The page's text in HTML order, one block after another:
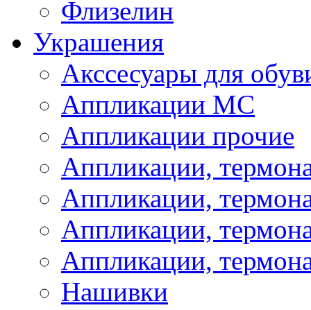
Флизелин
Украшения
Акссесуары для
Аппликации МС
Аппликации прочие
Аппликации,
Аппликации,
Аппликации,
Аппликации,
Нашивки